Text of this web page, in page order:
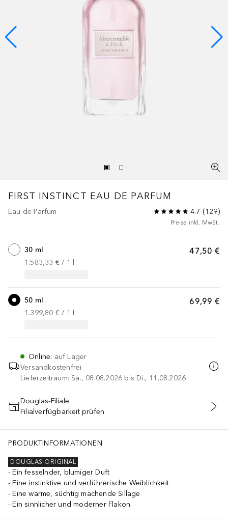
FIRST INSTINCT EAU DE PARFUM
Eau de Parfum 4.7 (129)
Preise inkl. MwSt.
47,50 €
30 ml
1.583,33 € / 1
69,99 €
50 ml
1.399,80 € / 1
Online: auf Lager
Versandkostenfrei
Lieferzeitraum: Sa., 08.08.2026 bis Di., 11.08.2026
IN DEN WARENKORB
Douglas-Filiale
Filialverfügbarkeit prüfen
PRODUKTINFORMATIONEN
DOUGLAS ORIGINAL
Ein fesselnder, blumiger Duft
Eine instinktive und verführerische Weiblichkeit
Eine warme, süchtig machende Sillage
Ein sinnlicher und moderner Flakon